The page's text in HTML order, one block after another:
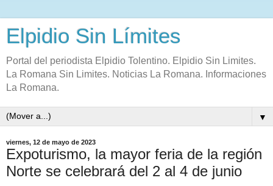
Elpidio Sin Límites
Portal del periodista Elpidio Tolentino. Elpidio Sin Limites.
La Romana Sin Limites. Noticias La Romana. Informaciones
La Romana.
▼
viernes, 12 de mayo de 2023
Expoturismo, la mayor feria de la región
Norte se celebrará del 2 al 4 de junio